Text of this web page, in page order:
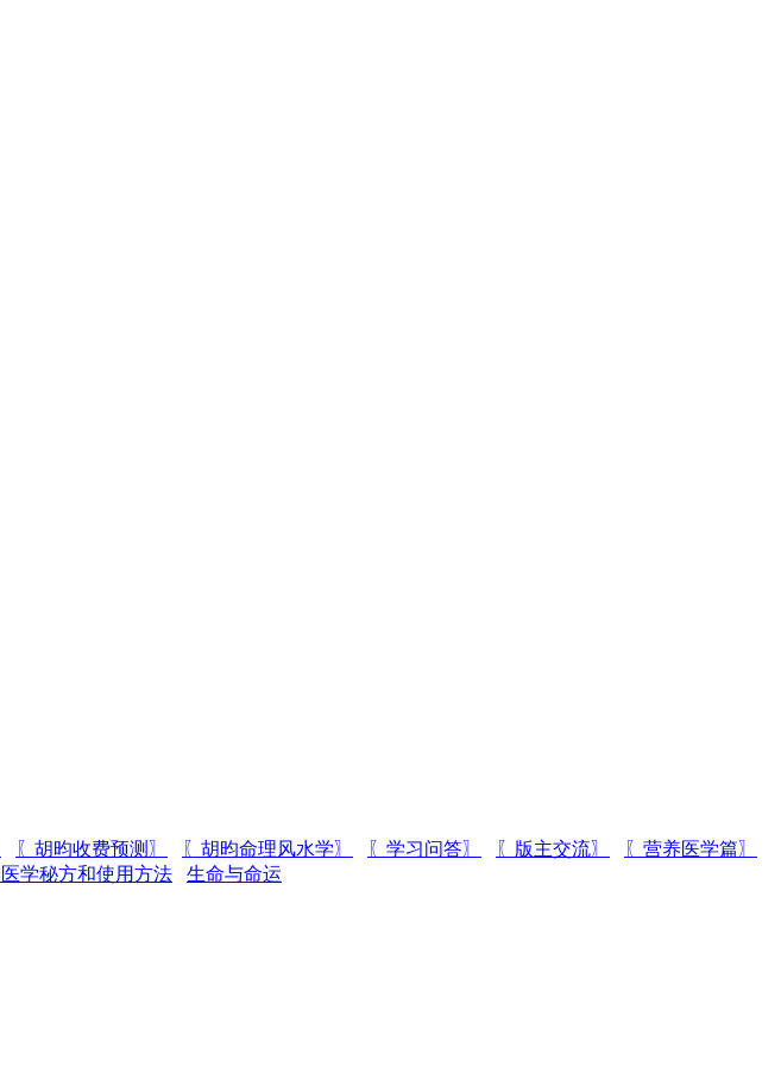
〖胡昀收费预测〗 〖胡昀命理风水学〗 〖学习问答〗 〖版主交流〗
〖营养医学篇〗
学秘方和使用方法 生命与命运